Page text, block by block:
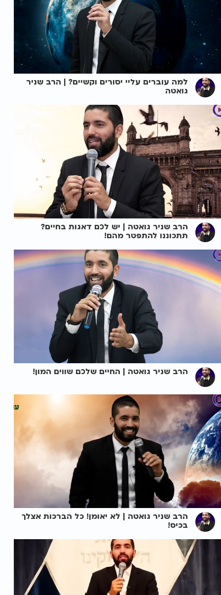
למה עוברים עליי יסורים וקשיים? | הרב שניר
גואטה
הרב שניר גואטה | יש לכם דאגות בחיים?
תתכוננו להתפטר מהם!
הרב שניר גואטה | החיים שלכם שווים המון!
הרב שניר גואטה | לא יאומן! כל הברכות אצלך
בכיס!